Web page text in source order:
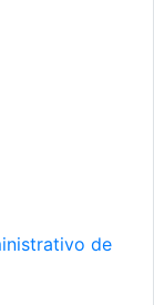
de